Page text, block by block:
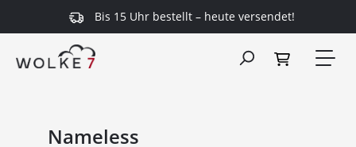
springen Bis 15 Uhr bestellt – heute versendet!
Nameless